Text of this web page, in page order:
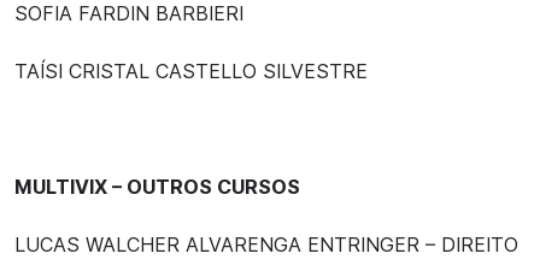
SOFIA FARDIN BARBIERI
TAÍSI CRISTAL CASTELLO SILVESTRE
MULTIVIX – OUTROS CURSOS
LUCAS WALCHER ALVARENGA ENTRINGER – DIREITO